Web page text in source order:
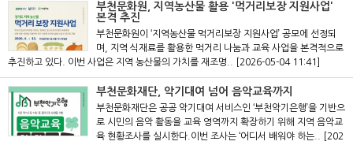
부천문화원, 지역농산물 활용 '먹거리보장 지원사업'
본격 추진
부천문화원이 ‘지역농산물 먹거리보장 지원사업’ 공모에 선정되
며, 지역 식재료를 활용한 먹거리 나눔과 교육 사업을 본격적으로
추진하고 있다. 이번 사업은 지역 농산물의 가치를 재조명..
[2026-05-04 11:41]
부천문화재단, 악기대여 넘어 음악교육까지
부천문화재단은 공공 악기대여 서비스인 ‘부천악기은행’을 기반으
로 시민의 음악 활동을 교육 영역까지 확장하기 위해 지역 음악교
육 현황조사를 실시한다.이번 조사는 ‘어디서 배워야 하는..
[202